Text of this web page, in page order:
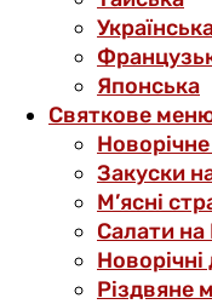
Японська
Святкове
Закуски
М’ясні
Салати на
Різдвяне